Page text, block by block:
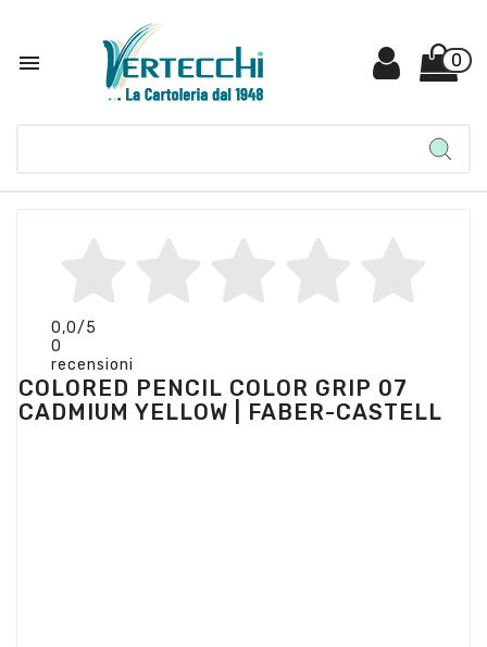
 0
0,0/5
0
recensioni
COLORED PENCIL COLOR GRIP 07
CADMIUM YELLOW | FABER-CASTELL